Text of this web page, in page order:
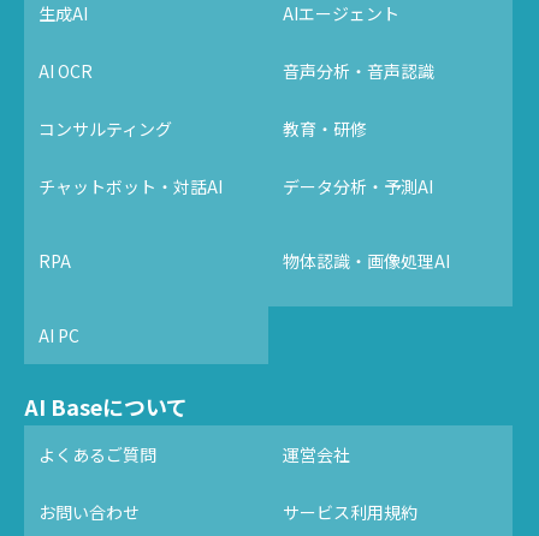
生成AI AIエージェント
AI OCR 音声分析・音声認識
コンサルティング 教育・研修
チャットボット・対話AI データ分析・予測AI
RPA 物体認識・画像処理AI
AI PC
AI Baseについて
よくあるご質問 運営会社
お問い合わせ サービス利用規約